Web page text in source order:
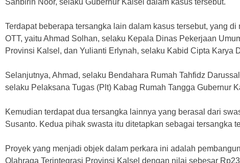
Terdapat beberapa tersangka lain dalam kasus tersebut, yang
OTT, yaitu Ahmad Solhan, selaku Kepala Dinas Pekerjaan
Provinsi Kalsel, dan Yulianti Erlynah, selaku Kabid Cipta Karya
Selanjutnya, Ahmad, selaku Bendahara Rumah Tahfidz
selaku Pelaksana Tugas (Plt) Kabag Rumah Tangga Gubernur
Kemudian terdapat dua tersangka lainnya yang berasal dari
Susanto. Kedua pihak swasta itu ditetapkan sebagai tersangka
Proyek yang menjadi objek dalam perkara ini adalah
Olahraga Terintegrasi Provinsi Kalsel dengan nilai sebesar